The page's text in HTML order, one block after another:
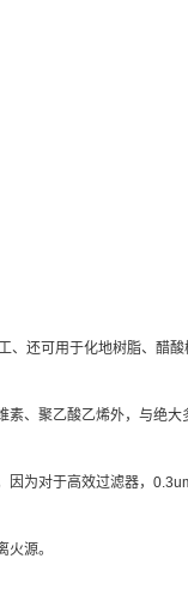
、还可用于化地树脂、醋
、聚乙酸乙烯外，与绝
为对于高效过滤器，
源。